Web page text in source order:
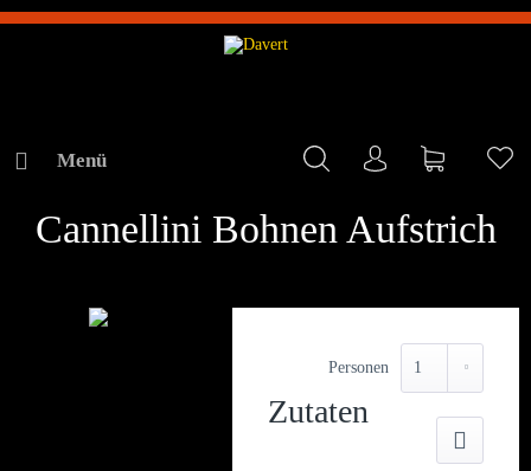
Menü Mein KontoWarenkorb
REZEPTE
Cannellini Bohnen Aufstrich
Personen
Zutaten